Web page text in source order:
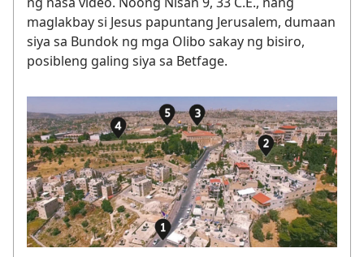
maglakbay si Jesus papuntang Jerusalem, dumaan
siya sa Bundok ng mga Olibo sakay ng bisiro,
posibleng galing siya sa Betfage.